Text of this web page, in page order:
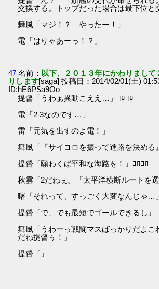
交換する。トップだった場合は最下位と
舞風「マジ！？ やったー！」
電「はりゃあーっ！？」
47 名前： 以下、２０１３年にかわりまして
りします[saga] 投稿日：2014/02/01(土)
ID:hE6PSa9Oo
提督「うわぁ異動こええ…」ｺﾛｺﾛ
電「2-3なのです…」
雷「元気を出すのよ電！」
舞風「『サイコロを振って進路を決める
提督「願わくば平和な海路を！」ｺﾛｺﾛ
秋雲「2だねぇ。『太平洋横断ルートを
曙「それって、すっごく大変なんじゃ…」
提督「で、でも最短でゴールできるし」
舞風「うわーっ戦闘マスばっかりだよ
だね提督ぅ！」
提督「」